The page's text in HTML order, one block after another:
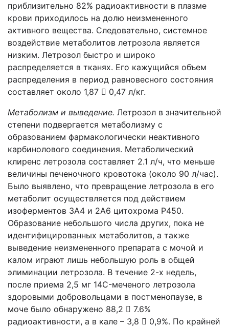
приблизительно 82% радиоактивности в плазме
крови приходилось на долю неизмененного
активного вещества. Следовательно, системное
воздействие метаболитов летрозола является
низким. Летрозол быстро и широко
распределяется в тканях. Его кажущийся объем
распределения в период равновесного состояния
составляет около 1,87  0,47 л/кг.
Метаболизм и выведение. Летрозол в значительной
степени подвергается метаболизму с
образованием фармакологически неактивного
карбинолового соединения. Метаболический
клиренс летрозола составляет 2.1 л/ч, что меньше
величины печеночного кровотока (около 90 л/час).
Было выявлено, что превращение летрозола в его
метаболит осуществляется под действием
изоферментов 3A4 и 2A6 цитохрома P450.
Образование небольшого числа других, пока не
идентифицированных метаболитов, а также
выведение неизмененного препарата с мочой и
калом играют лишь небольшую роль в общей
элиминации летрозола. В течение 2-х недель,
после приема 2,5 мг 14C-меченого летрозола
здоровыми добровольцами в постменопаузе, в
моче было обнаружено 88,2  7.6%
радиоактивности, а в кале – 3,8  0,9%. По крайней